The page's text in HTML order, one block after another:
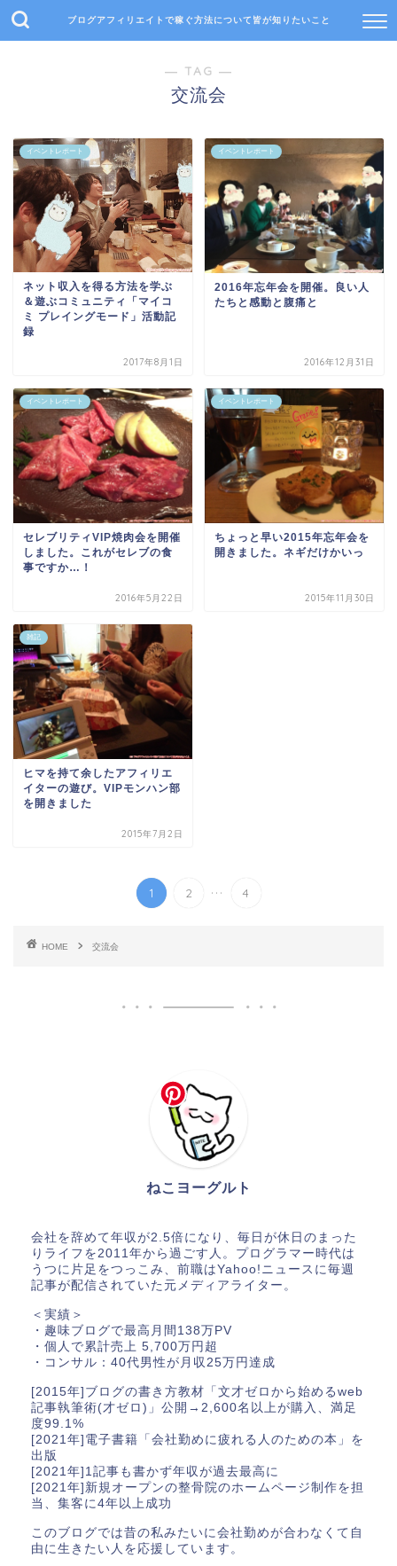
ブログアフィリエイトで稼ぐ方法について皆が知りたいこと
― TAG ―
交流会
イベントレポート
ネット収入を得る方法を学ぶ
＆遊ぶコミュニティ「マイコ
ミ プレイングモード」活動記
録
2017年8月1日
イベントレポート
2016年忘年会を開催。良い人
たちと感動と腹痛と
2016年12月31日
イベントレポート
セレブリティVIP焼肉会を開催
しました。これがセレブの食
事ですか…！
2016年5月22日
イベントレポート
ちょっと早い2015年忘年会を
開きました。ネギだけかいっ
2015年11月30日
雑記
ヒマを持て余したアフィリエ
イターの遊び。VIPモンハン部
を開きました
2015年7月2日
1 2 ... 4
HOME 交流会
ねこヨーグルト
会社を辞めて年収が2.5倍になり、毎日が休日のまった
りライフを2011年から過ごす人。プログラマー時代は
うつに片足をつっこみ、前職はYahoo!ニュースに毎週
記事が配信されていた元メディアライター。
＜実績＞
・趣味ブログで最高月間138万PV
・個人で累計売上 5,700万円超
・コンサル：40代男性が月収25万円達成
[2015年]ブログの書き方教材「文才ゼロから始めるweb
記事執筆術(才ゼロ)」公開→2,600名以上が購入、満足
度99.1%
[2021年]電子書籍「会社勤めに疲れる人のための本」を
出版
[2021年]1記事も書かず年収が過去最高に
[2021年]新規オープンの整骨院のホームページ制作を担
当、集客に4年以上成功
このブログでは昔の私みたいに会社勤めが合わなくて自
由に生きたい人を応援しています。